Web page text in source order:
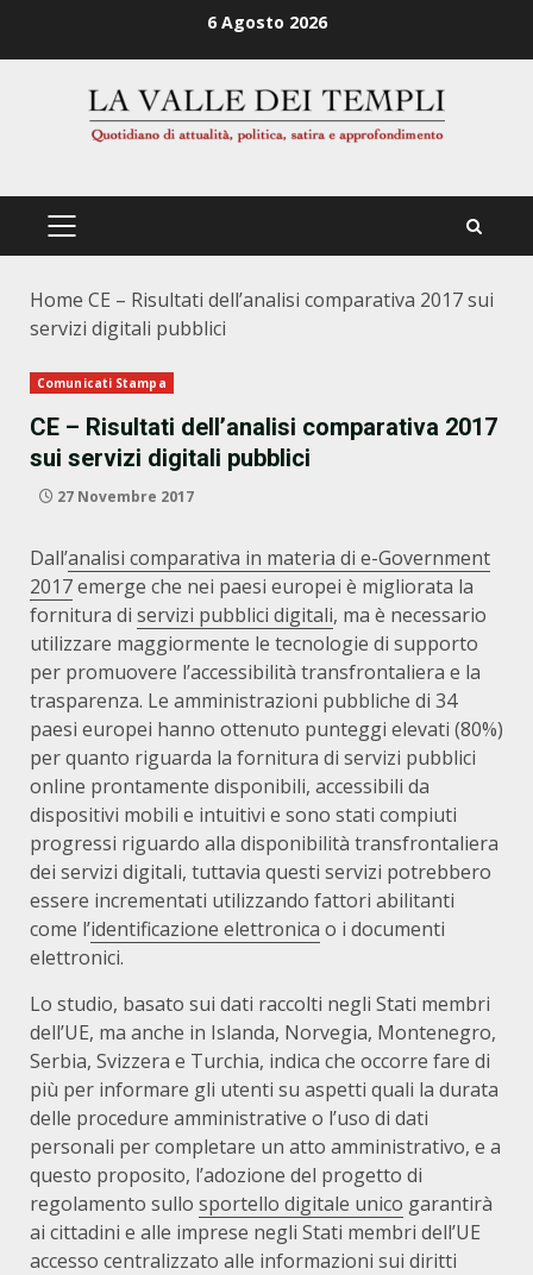
6 Agosto 2026
PRIMÄRES
Home CE – Risultati dell’analisi comparativa 2017 sui
servizi digitali pubblici
Comunicati Stampa
CE – Risultati dell’analisi comparativa 2017
sui servizi digitali pubblici
27 Novembre 2017
Dall’analisi comparativa in materia di e-Government
2017emerge che nei paesi europei è migliorata la
fornitura di servizi pubblici digitali, ma è necessario
utilizzare maggiormente le tecnologie di supporto
per promuovere l’accessibilità transfrontaliera e la
trasparenza. Le amministrazioni pubbliche di 34
paesi europei hanno ottenuto punteggi elevati (80%)
per quanto riguarda la fornitura di servizi pubblici
online prontamente disponibili, accessibili da
dispositivi mobili e intuitivi e sono stati compiuti
progressi riguardo alla disponibilità transfrontaliera
dei servizi digitali, tuttavia questi servizi potrebbero
essere incrementati utilizzando fattori abilitanti
come l’identificazione elettronica o i documenti
elettronici.
Lo studio, basato sui dati raccolti negli Stati membri
dell’UE, ma anche in Islanda, Norvegia, Montenegro,
Serbia, Svizzera e Turchia, indica che occorre fare di
più per informare gli utenti su aspetti quali la durata
delle procedure amministrative o l’uso di dati
personali per completare un atto amministrativo, e a
questo proposito, l’adozione del progetto di
regolamento sullo sportello digitale unico garantirà
ai cittadini e alle imprese negli Stati membri dell’UE
accesso centralizzato alle informazioni sui diritti